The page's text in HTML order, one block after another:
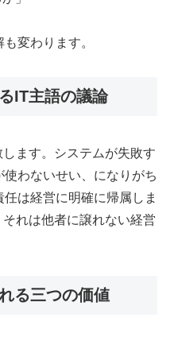
変わります。
IT主語の議論
ます。システムが失敗す
わないせい、になりがち
は経営に明確に帰属しま
れは他者に譲れない経営
る三つの価値